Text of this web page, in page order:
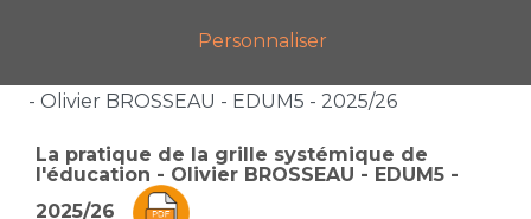
Boutique
Catalogue général
- Olivier BROSSEAU - EDUM5 - 2025/26
La pratique de la grille systémique de
l'éducation - Olivier BROSSEAU - EDUM5 -
2025/26
Personnaliser